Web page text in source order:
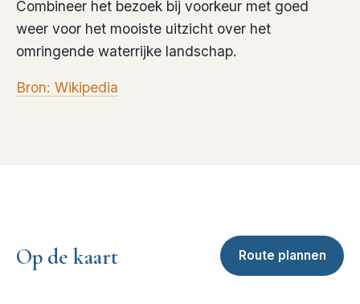
Combineer het bezoek bij voorkeur met goed
weer voor het mooiste uitzicht over het
omringende waterrijke landschap.
Bron: Wikipedia
Op de kaart Route plannen